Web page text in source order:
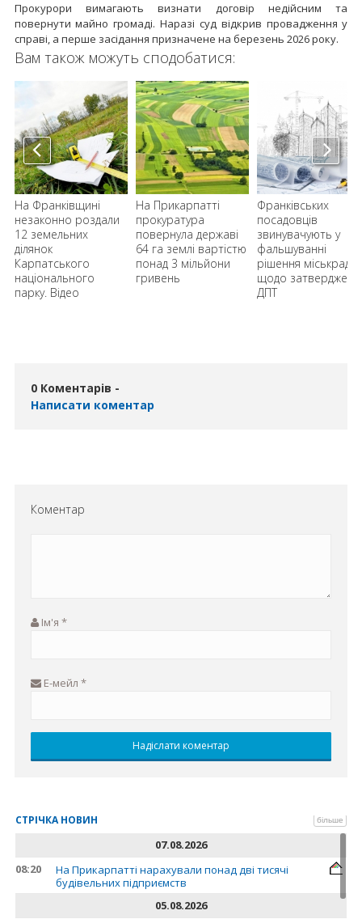
Прокурори вимагають визнати договір недійсним та
повернути майно громаді. Наразі суд відкрив провадження у
справі, а перше засідання призначене на березень 2026 року.
Вам також можуть сподобатися:
На Франківщині
незаконно роздали
12 земельних
ділянок
Карпатського
національного
парку. Відео
На Прикарпатті
прокуратура
повернула державі
64 га землі вартістю
понад 3 мільйони
гривень
Франківських
посадовців
звинувачують у
фальшуванні
рішення міськради
щодо
ДПТ
0 Коментарів -
Написати коментар
Коментар
Ім'я *
Е-мейл *
СТРІЧКА НОВИН більше
07.08.2026
08:20
На Прикарпатті нарахували понад дві тисячі
будівельних підприємств
05.08.2026